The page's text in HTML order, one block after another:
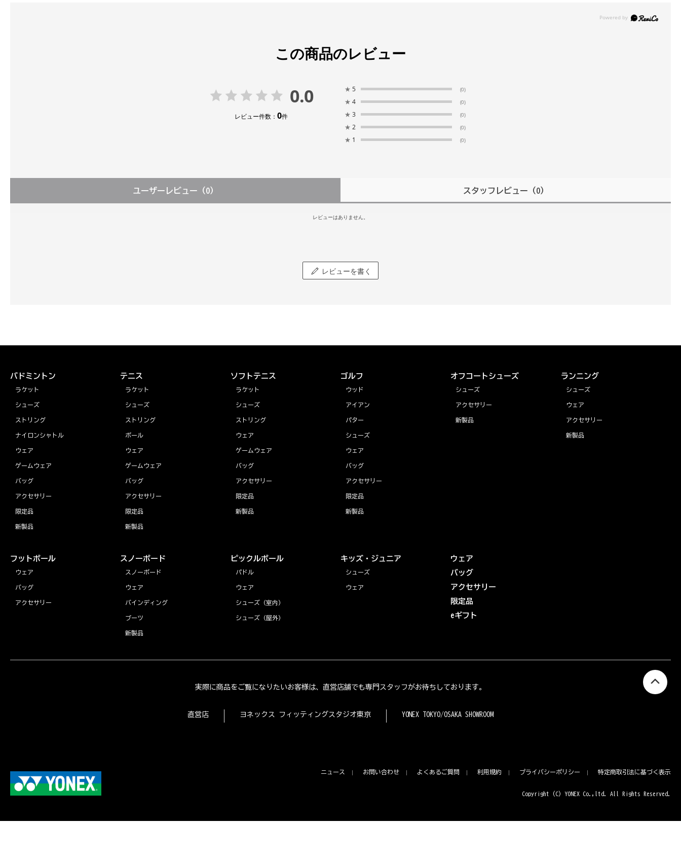
この商品のレビュー
0.0
レビュー件数： 0件
★ 5 (0)
★ 4 (0)
★ 3 (0)
★ 2 (0)
★ 1 (0)
ユーザーレビュー （0） スタッフレビュー （0）
レビューはありません。
レビューを書く
バドミントン
ラケット
シューズ
ストリング
ナイロンシャトル
ウェア
ゲームウェア
バッグ
アクセサリー
限定品
新製品
テニス
ラケット
シューズ
ストリング
ボール
ウェア
ゲームウェア
バッグ
アクセサリー
限定品
新製品
ソフトテニス
ラケット
シューズ
ストリング
ウェア
ゲームウェア
バッグ
アクセサリー
限定品
新製品
ゴルフ
ウッド
アイアン
パター
シューズ
ウェア
バッグ
アクセサリー
限定品
新製品
オフコートシューズ
シューズ
アクセサリー
新製品
ランニング
シューズ
ウェア
アクセサリー
新製品
フットボール
ウェア
バッグ
アクセサリー
スノーボード
スノーボード
ウェア
バインディング
ブーツ
新製品
ピックルボール
パドル
ウェア
シューズ（室内）
シューズ（屋外）
キッズ・ジュニア
シューズ
ウェア
ウェア
バッグ
アクセサリー
限定品
eギフト
実際に商品をご覧になりたいお客様は、直営店舗でも専門スタッフがお待ちしております。
直営店 ヨネックス フィッティングスタジオ東京 YONEX TOKYO/OSAKA SHOWROOM
ニュース お問い合わせ よくあるご質問 利用規約 プライバシーポリシー 特定商取引法に基づく表示
Copyright (C) YONEX Co.,ltd. All Rights Reserved.